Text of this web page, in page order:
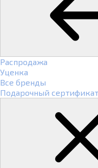
Распродажа
Уценка
Все бренды
Подарочный сертификат